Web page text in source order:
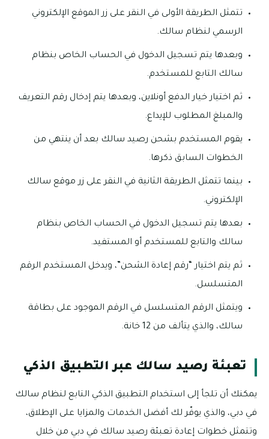
تتمثل الطريقة الأولى في النقر على زر الموقع الإلكتروني
الرسمي لنظام سالك.
وبعدها يتم تسجيل الدخول في الحساب الخاص بنظام
سالك التابع للمستخدم.
ثم اختيار خيار الدفع أونلاين، وبعدها يتم إدخال رقم التعريف
والمبلغ المطلوب للإيداع.
يقوم المستخدم بشحن رصيد سالك بعد أن ينتهي من
الخطوات السابق ذكرها.
بينما تتمثل الطريقة الثانية في النقر على زر موقع سالك
الإلكتروني.
بعدها يتم تسجيل الدخول في الحساب الخاص بنظام
سالك والتابع للمستخدم أو المستفيد.
ثم يتم اختيار “رقم إعادة الشحن”، ويدخل المستخدم الرقم
المتسلسل.
ويتمثل الرقم المتسلسل في الرقم الموجود على بطاقة
سالك، والذي يتألف من 12 خانة.
تعبئة رصيد سالك عبر التطبيق الذكي
يمكنك أن تلجأ إلى استخدام التطبيق الذكي التابع لنظام سالك
في دبي، والذي يوفّر لك أفضل الخدمات والمزايا على الإطلاق،
وتتمثل خطوات إعادة تعبئة رصيد سالك في دبي من خلال